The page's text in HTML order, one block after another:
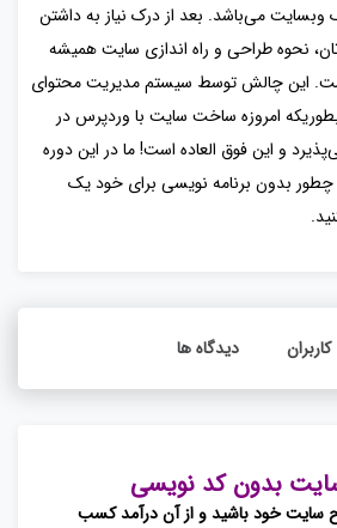
می‌باشد. بعد از درک نیاز به داشتن
نحوه طراحی و راه اندازی سایت همیشه
این چالش توسط سیستم مدیریت محتوای
امروزه ساخت سایت با وردپرس در
و این فوق العاده است! ما در این دوره
بدون برنامه نویسی برای خود یک
دیدگاه ها
بدون کد نویسی
سایت خود باشید و از آن درآمد کسب